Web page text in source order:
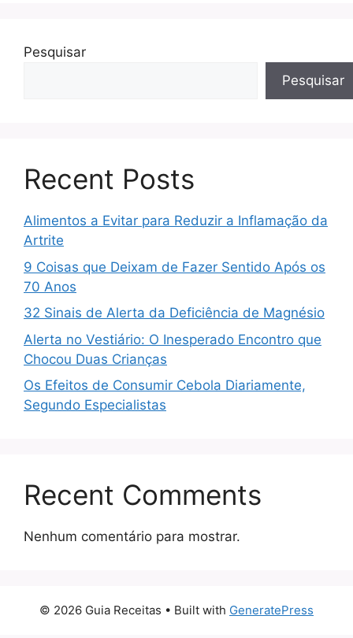
Pesquisar
Pesquisar
Recent Posts
Alimentos a Evitar para Reduzir a Inflamação da
Artrite
9 Coisas que Deixam de Fazer Sentido Após os
70 Anos
32 Sinais de Alerta da Deficiência de Magnésio
Alerta no Vestiário: O Inesperado Encontro que
Chocou Duas Crianças
Os Efeitos de Consumir Cebola Diariamente,
Segundo Especialistas
Recent Comments
Nenhum comentário para mostrar.
© 2026 Guia Receitas • Built with GeneratePress